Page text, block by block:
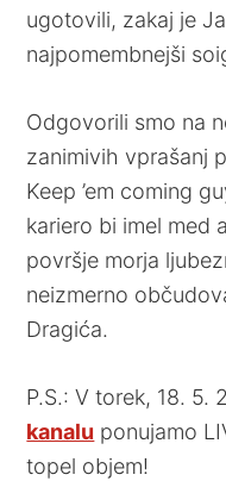
ugotovili, zakaj je
najpomembnejši
Odgovorili smo na
zanimivih vprašanj
Keep ’em coming
kariero bi imel med
površje morja
neizmerno
Dragića.
P.S.: V torek, 18. 5.
kanalu ponujamo
topel objem!